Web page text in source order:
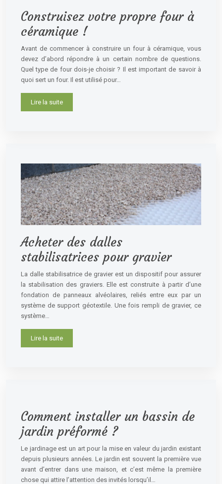
Construisez votre propre four à
céramique !
Avant de commencer à construire un four à céramique, vous
devez d’abord répondre à un certain nombre de questions.
Quel type de four dois-je choisir ? Il est important de savoir à
quoi sert un four. Il est utilisé pour…
Lire la suite
Acheter des dalles
stabilisatrices pour gravier
La dalle stabilisatrice de gravier est un dispositif pour assurer
la stabilisation des graviers. Elle est construite à partir d’une
fondation de panneaux alvéolaires, reliés entre eux par un
système de support géotextile. Une fois rempli de gravier, ce
système…
Lire la suite
Comment installer un bassin de
jardin préformé ?
Le jardinage est un art pour la mise en valeur du jardin existant
depuis plusieurs années. Le jardin est souvent la première vue
avant d’entrer dans une maison, et c’est même la première
chose qui attire l’attention des invités lorsqu’il…